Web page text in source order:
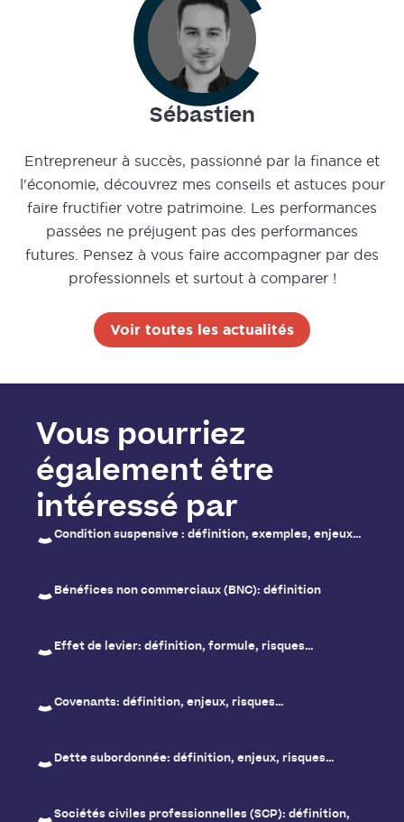
Sébastien
Entrepreneur à succès, passionné par la finance et
l'économie, découvrez mes conseils et astuces pour
faire fructifier votre patrimoine. Les performances
passées ne préjugent pas des performances
futures. Pensez à vous faire accompagner par des
professionnels et surtout à comparer !
Voir toutes les actualités
Vous pourriez
également être
intéressé par
Condition suspensive : définition, exemples, enjeux…
Bénéfices non commerciaux (BNC): définition
Effet de levier: définition, formule, risques…
Covenants: définition, enjeux, risques…
Dette subordonnée: définition, enjeux, risques…
Sociétés civiles professionnelles (SCP): définition,